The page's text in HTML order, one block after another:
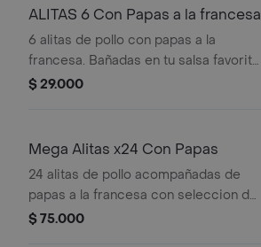
ALITAS 6 Con Papas a la francesa
6 alitas de pollo con papas a la
francesa. Bañadas en tu salsa favorita,
elige tu nivel de sabor o picante.
$ 29.000
Mega Alitas x24 Con Papas
24 alitas de pollo acompañadas de
papas a la francesa con seleccion de
2 de nuestras delciosas salsas
$ 75.000